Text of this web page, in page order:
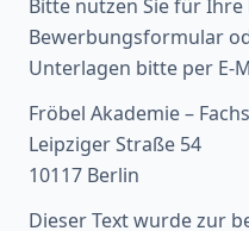
Bitte nutzen Sie für
Bewerbungsformular
Unterlagen bitte per E-
Fröbel Akademie –
Leipziger Straße 54
10117 Berlin
Dieser Text wurde zur